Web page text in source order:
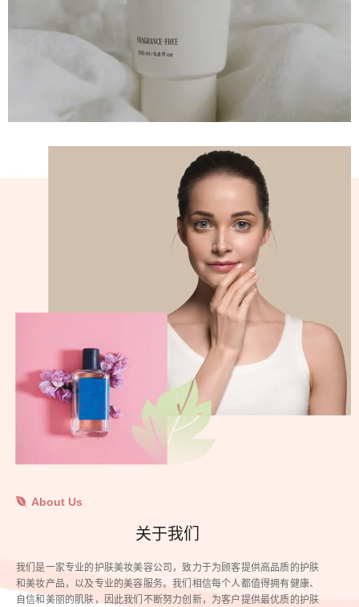
About Us
关于我们
我们是一家专业的护肤美妆美容公司，致力于为顾客提供高品质的护肤
和美妆产品，以及专业的美容服务。我们相信每个人都值得拥有健康、
自信和美丽的肌肤，因此我们不断努力创新，为客户提供最优质的护肤